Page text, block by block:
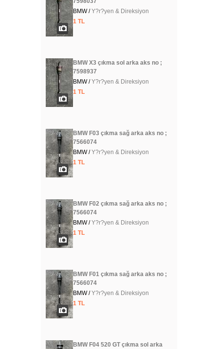
BMW /Y?r?yen & Direksiyon
1 TL
BMW X3 çıkma sol arka aks no ;
7598937
BMW /Y?r?yen & Direksiyon
1 TL
BMW F03 çıkma sağ arka aks no ;
7566074
BMW /Y?r?yen & Direksiyon
1 TL
BMW F02 çıkma sağ arka aks no ;
7566074
BMW /Y?r?yen & Direksiyon
1 TL
BMW F01 çıkma sağ arka aks no ;
7566074
BMW /Y?r?yen & Direksiyon
1 TL
BMW F04 520 GT çıkma sol arka